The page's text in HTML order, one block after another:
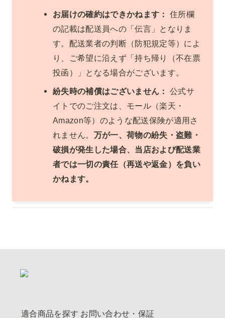
お届けの確約はできかねます：
住所欄
の記載は配送員への「伝言」となりま
す。配送業者の判断（防犯規定等）によ
り、ご希望に沿えず「持ち帰り（不在票
投函）」となる場合がございます。
紛失時の補償はございません：
公式サ
イトでのご注文は、モール（楽天・
Amazon等）のような配送保険が適用さ
れません。 万が一、荷物の紛失・盗難・
破損が発生した場合、当店および配送業
者では一切の責任（再送や返金）を負い
かねます。
適合商品を探す お問い合わせ・保証